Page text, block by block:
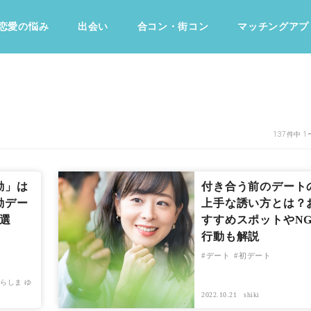
愛の悩み 出会い 合コン・街コン マッチングアプ
137件中 1
」は
デー
しま ゆ
付き合う前のデート
上手な誘い方とは？
すすめスポットや
行動も解説
デート 初デート
2022.10.21 shiki